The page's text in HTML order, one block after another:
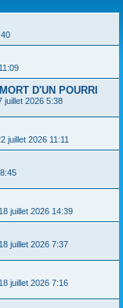
D'UN POURRI
juillet 2026 5:38
juillet 2026 11:11
juillet 2026 14:39
juillet 2026 7:37
juillet 2026 7:16